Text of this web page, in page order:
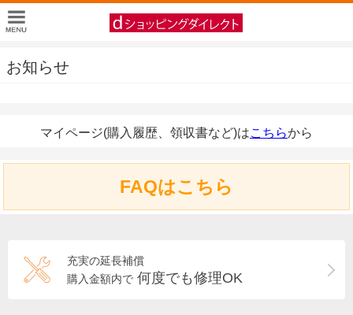
お知らせ
マイページ(購入履歴、領収書など)はこちらから
FAQはこちら
充実の延長補償
購入金額内で 何度でも修理OK